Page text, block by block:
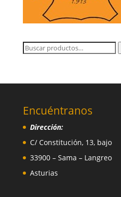
Buscar
Encuéntranos
Dirección:
C/ Constitución, 13, bajo
33900 – Sama – Langreo
Asturias